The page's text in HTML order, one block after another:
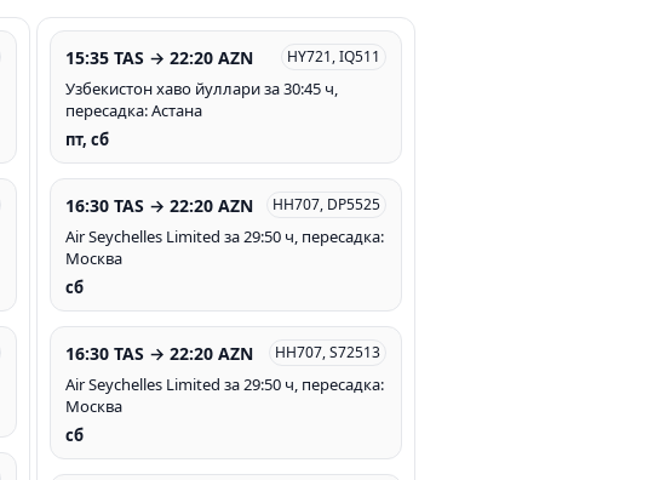
15:35 TAS → 22:20 AZN HY721, IQ511
Узбекистон хаво йуллари за 30:45 ч,
пересадка: Астана
пт, сб
16:30 TAS → 22:20 AZN HH707, DP5525
Air Seychelles Limited за 29:50 ч, пересадка:
Москва
сб
16:30 TAS → 22:20 AZN HH707, S72513
Air Seychelles Limited за 29:50 ч, пересадка:
Москва
сб